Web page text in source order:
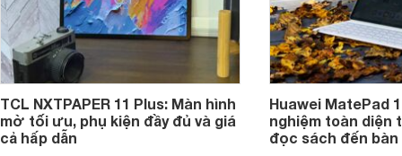
TCL NXTPAPER 11 Plus: Màn hình
mờ tối ưu, phụ kiện đầy đủ và giá
cả hấp dẫn
Huawei MatePad
nghiệm toàn diện
đọc sách đến